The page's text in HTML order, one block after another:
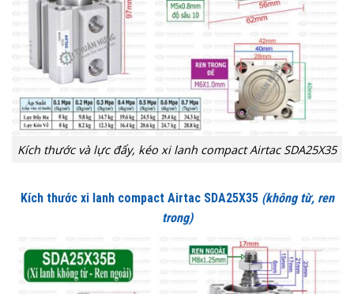
Kích thước và lực đẩy, kéo xi lanh compact Airtac SDA25X35
Kích thước xi lanh compact Airtac SDA25X35(không từ, ren
trong)